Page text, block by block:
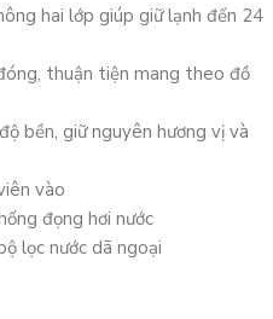
hai lớp giúp giữ lạnh đến 24
thuận tiện mang theo đồ
bền, giữ nguyên hương vị và
vào
đọng hơi nước
lọc nước dã ngoại